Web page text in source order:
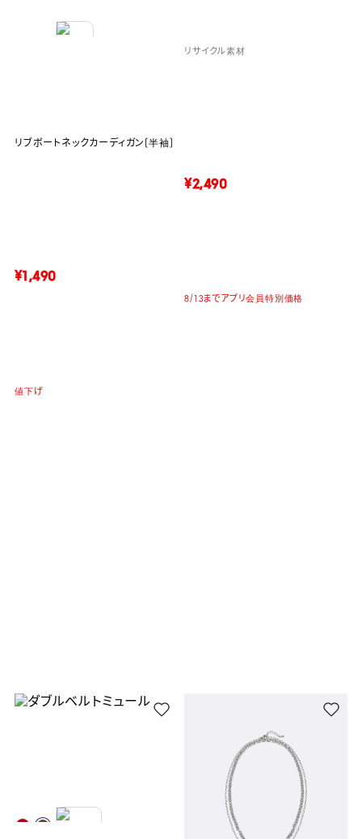
リブボートネックカーディガン(半袖)
¥1,490
値下げ
リサイクル素材
¥2,490
8/13までアプリ会員特別価格